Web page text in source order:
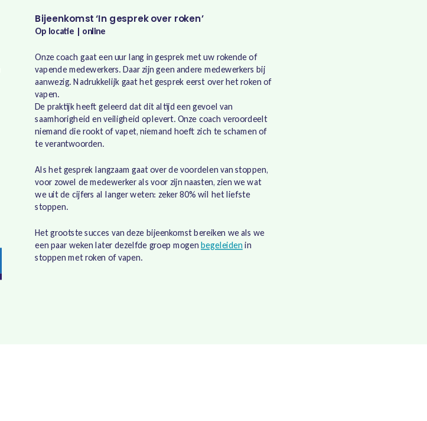
Bijeenkomst ‘In gesprek over roken’
Op locatie | online
Onze coach gaat een uur lang in gesprek met uw rokende of
vapende medewerkers. Daar zijn geen andere medewerkers bij
aanwezig. Nadrukkelijk gaat het gesprek eerst over het roken of
vapen.
De praktijk heeft geleerd dat dit altijd een gevoel van
saamhorigheid en veiligheid oplevert. Onze coach veroordeelt
niemand die rookt of vapet, niemand hoeft zich te schamen of
te verantwoorden.
Als het gesprek langzaam gaat over de voordelen van stoppen,
voor zowel de medewerker als voor zijn naasten, zien we wat
we uit de cijfers al langer weten: zeker 80% wil het liefste
stoppen.
Het grootste succes van deze bijeenkomst bereiken we als we
een paar weken later dezelfde groep mogenbegeleiden in
stoppen met roken of vapen.